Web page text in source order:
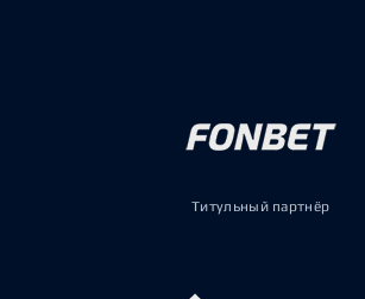
Титульный партнёр